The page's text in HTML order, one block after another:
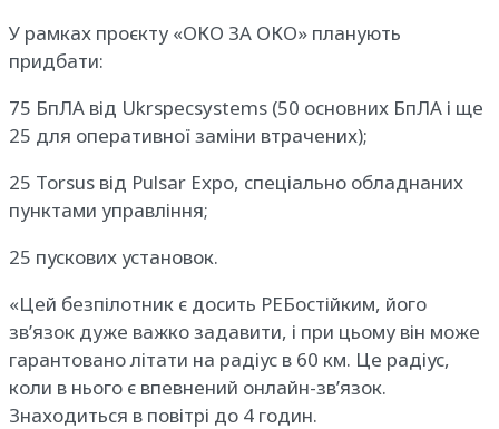
У рамках проєкту «ОКО ЗА ОКО» планують
придбати:
75 БпЛА від Ukrspecsystems (50 основних БпЛА і ще
25 для оперативної заміни втрачених);
25 Torsus від Pulsar Expo, спеціально обладнаних
пунктами управління;
25 пускових установок.
«Цей безпілотник є досить РЕБостійким, його
зв’язок дуже важко задавити, і при цьому він може
гарантовано літати на радіус в 60 км. Це радіус,
коли в нього є впевнений онлайн-зв’язок.
Знаходиться в повітрі до 4 годин.